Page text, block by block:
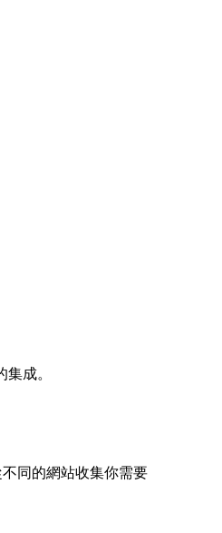
成。
同的網站收集你需要